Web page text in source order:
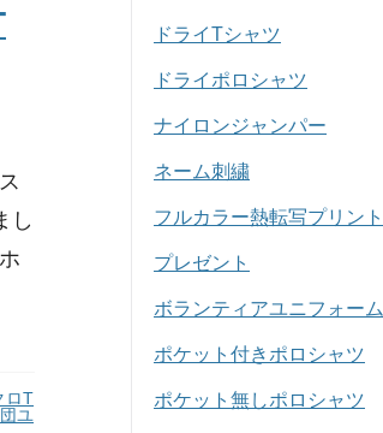
し
ロT
ユ
ドライTシャツ
ドライポロシャツ
ナイロンジャンパー
ネーム刺繍
フルカラー熱転写プリント
プレゼント
ボランティアユニフォーム
ポケット付きポロシャツ
ポケット無しポロシャツ